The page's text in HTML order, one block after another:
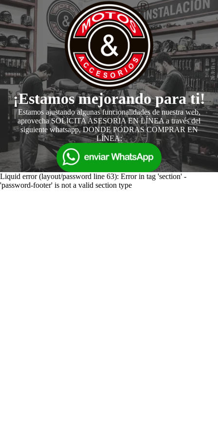
¡Estamos mejorando para ti!
Estamos ajustando algunas funcionalidades de nuestra web,
aprovecha SOLICITA ASESORIA EN LÍNEA a través del
siguiente whatsapp, DONDE PODRAS COMPRAR EN
LÍNEA:
Liquid error (layout/password line 63): Error in tag 'section' -
'password-footer' is not a valid section type